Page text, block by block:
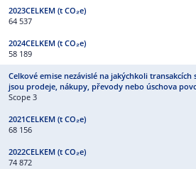
64 537
58 189
Scope 3
68 156
74 872